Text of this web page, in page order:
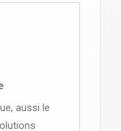
aussi le